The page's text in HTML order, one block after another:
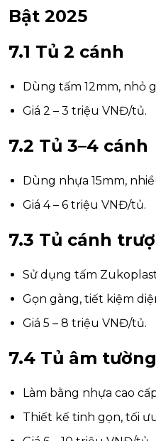
Bật 2025
7.1 Tủ 2 cánh
Dùng tấm 12mm, nhỏ
Giá 2 – 3 triệu VNĐ/tủ.
7.2 Tủ 3–4 cánh
Dùng nhựa 15mm,
Giá 4 – 6 triệu VNĐ/tủ.
7.3 Tủ cánh
Sử dụng tấm
Gọn gàng, tiết kiệm
Giá 5 – 8 triệu VNĐ/tủ.
7.4 Tủ âm tường
Làm bằng nhựa cao
Thiết kế tinh gọn, tối